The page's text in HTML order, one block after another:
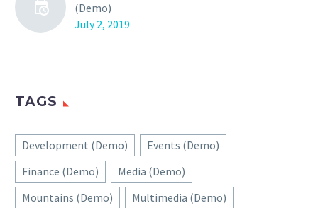
(Demo)
July 2, 2019
TAGS
Development (Demo)
Events (Demo)
Finance (Demo)
Media (Demo)
Mountains (Demo)
Multimedia (Demo)